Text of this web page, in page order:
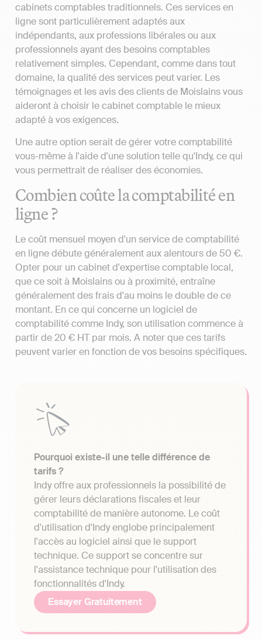
cabinets comptables traditionnels. Ces services en
ligne sont particulièrement adaptés aux
indépendants, aux professions libérales ou aux
professionnels ayant des besoins comptables
relativement simples. Cependant, comme dans tout
domaine, la qualité des services peut varier. Les
témoignages et les avis des clients de Moislains vous
aideront à choisir le cabinet comptable le mieux
adapté à vos exigences.
Une autre option serait de gérer votre comptabilité
vous-même à l'aide d'une solution telle qu'Indy, ce qui
vous permettrait de réaliser des économies.
Combien coûte la comptabilité en
ligne ?
Le coût mensuel moyen d'un service de comptabilité
en ligne débute généralement aux alentours de 50 €.
Opter pour un cabinet d'expertise comptable local,
que ce soit à Moislains ou à proximité, entraîne
généralement des frais d'au moins le double de ce
montant. En ce qui concerne un logiciel de
comptabilité comme Indy, son utilisation commence à
partir de 20 € HT par mois. A noter que ces tarifs
peuvent varier en fonction de vos besoins spécifiques.
Pourquoi existe-il une telle différence de
tarifs ?
Indy offre aux professionnels la possibilité de
gérer leurs déclarations fiscales et leur
comptabilité de manière autonome. Le coût
d'utilisation d'Indy englobe principalement
l'accès au logiciel ainsi que le support
technique. Ce support se concentre sur
l'assistance technique pour l'utilisation des
fonctionnalités d'Indy.
Essayer Gratuitement